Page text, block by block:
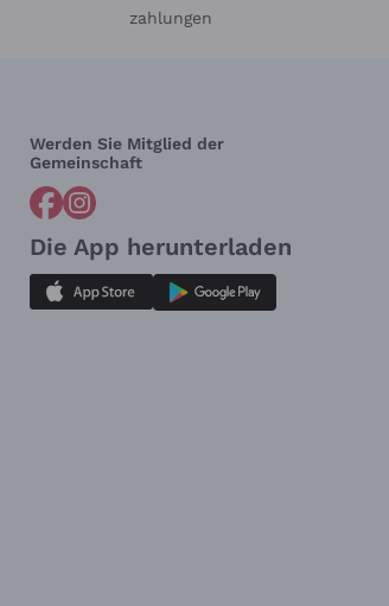
zahlungen
Werden Sie Mitglied der
Gemeinschaft
Die App herunterladen